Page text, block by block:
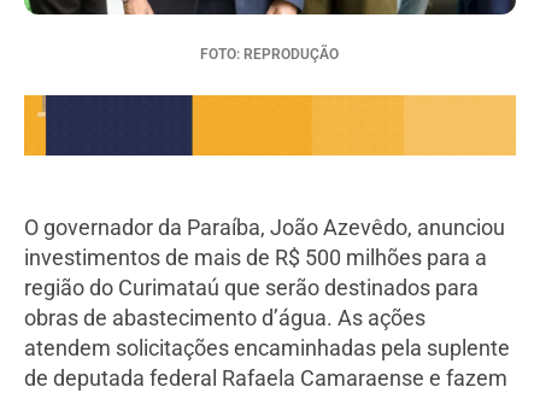
FOTO: REPRODUÇÃO
O governador da Paraíba, João Azevêdo, anunciou
investimentos de mais de R$ 500 milhões para a
região do Curimataú que serão destinados para
obras de abastecimento d’água. As ações
atendem solicitações encaminhadas pela suplente
de deputada federal Rafaela Camaraense e fazem